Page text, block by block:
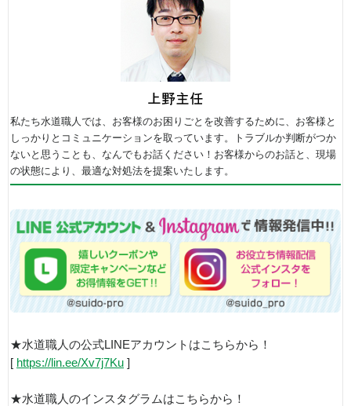
私たち水道職人では、お客様のお困りごとを改善するために、お客様と
しっかりとコミュニケーションを取っています。トラブルか判断がつか
ないと思うことも、なんでもお話ください！お客様からのお話と、現場
の状態により、最適な対処法を提案いたします。
★水道職人の公式LINEアカウントはこちらから！
[ https://lin.ee/Xv7j7Ku ]
★水道職人のインスタグラムはこちらから！